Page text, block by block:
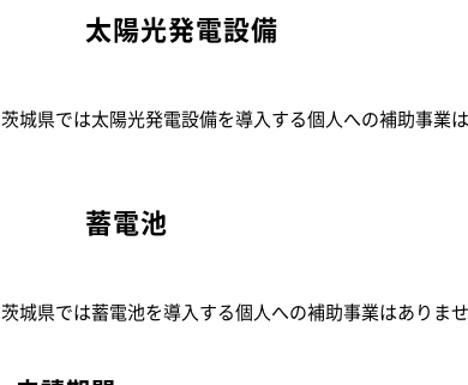
太陽光発電設備
茨城県では太陽光発電設備を導入する個人への補助事業は
蓄電池
茨城県では蓄電池を導入する個人への補助事業はありませ